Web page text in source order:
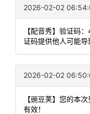
2026-02-02
【配音秀】验证码
证码提供他人可能导
2026-02-02
【豌豆荚】您的本
有效！